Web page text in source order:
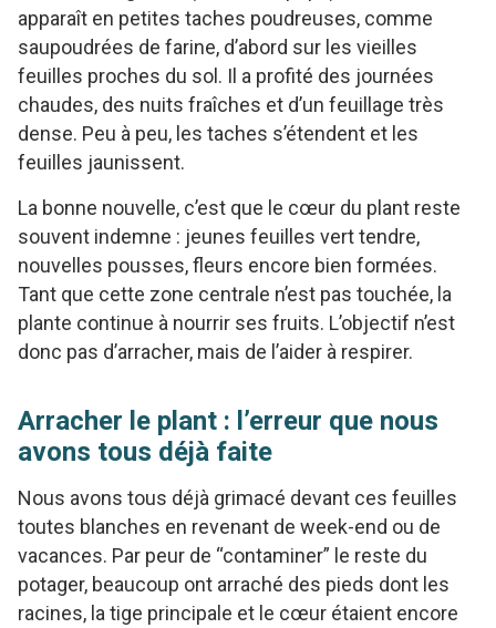
apparaît en petites taches poudreuses, comme
saupoudrées de farine, d’abord sur les vieilles
feuilles proches du sol. Il a profité des journées
chaudes, des nuits fraîches et d’un feuillage très
dense. Peu à peu, les taches s’étendent et les
feuilles jaunissent.
La bonne nouvelle, c’est que le cœur du plant reste
souvent indemne : jeunes feuilles vert tendre,
nouvelles pousses, fleurs encore bien formées.
Tant que cette zone centrale n’est pas touchée, la
plante continue à nourrir ses fruits. L’objectif n’est
donc pas d’arracher, mais de l’aider à respirer.
Arracher le plant : l’erreur que nous
avons tous déjà faite
Nous avons tous déjà grimacé devant ces feuilles
toutes blanches en revenant de week-end ou de
vacances. Par peur de “contaminer” le reste du
potager, beaucoup ont arraché des pieds dont les
racines, la tige principale et le cœur étaient encore